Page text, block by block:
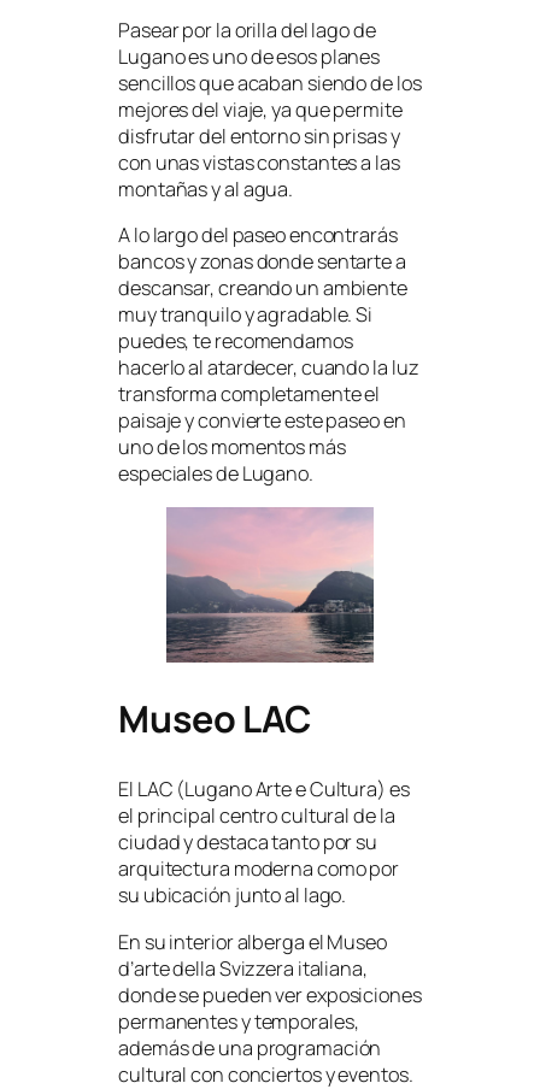
Pasear por la orilla del lago de
Lugano es uno de esos planes
sencillos que acaban siendo de los
mejores del viaje, ya que permite
disfrutar del entorno sin prisas y
con unas vistas constantes a las
montañas y al agua.
A lo largo del paseo encontrarás
bancos y zonas donde sentarte a
descansar, creando un ambiente
muy tranquilo y agradable. Si
puedes, te recomendamos
hacerlo al atardecer, cuando la luz
transforma completamente el
paisaje y convierte este paseo en
uno de los momentos más
especiales de Lugano.
Museo LAC
El LAC (Lugano Arte e Cultura) es
el principal centro cultural de la
ciudad y destaca tanto por su
arquitectura moderna como por
su ubicación junto al lago.
En su interior alberga el Museo
d’arte della Svizzera italiana,
donde se pueden ver exposiciones
permanentes y temporales,
además de una programación
cultural con conciertos y eventos.